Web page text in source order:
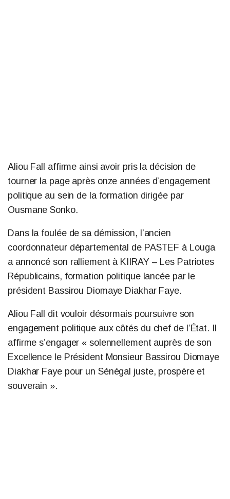
Aliou Fall affirme ainsi avoir pris la décision de
tourner la page après onze années d’engagement
politique au sein de la formation dirigée par
Ousmane Sonko.
Dans la foulée de sa démission, l’ancien
coordonnateur départemental de PASTEF à Louga
a annoncé son ralliement à KIIRAY – Les Patriotes
Républicains, formation politique lancée par le
président Bassirou Diomaye Diakhar Faye.
Aliou Fall dit vouloir désormais poursuivre son
engagement politique aux côtés du chef de l’État. Il
affirme s’engager « solennellement auprès de son
Excellence le Président Monsieur Bassirou Diomaye
Diakhar Faye pour un Sénégal juste, prospère et
souverain ».